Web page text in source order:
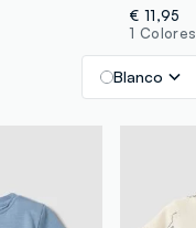
€ 11,95
1 Colores
Blanco